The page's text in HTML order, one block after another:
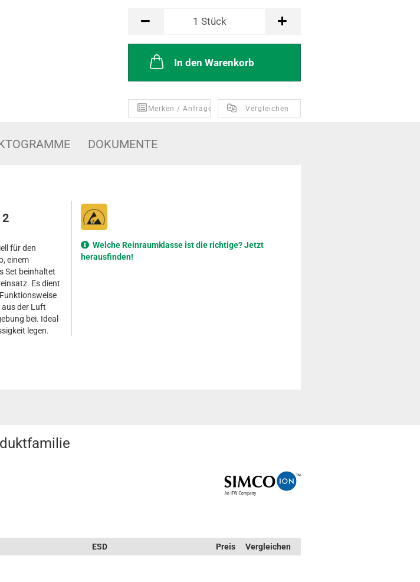
Stück 1 Stück
In den Warenkorb
Vergleichen
Merken / Anfragen
DOKUMENTE
für den
einem
Set beinhaltet
Es dient
aus der Luft
bei. Ideal
legen.
Welche Reinraumklasse ist die richtige? Jetzt
herausfinden!
ESD Preis Vergleichen